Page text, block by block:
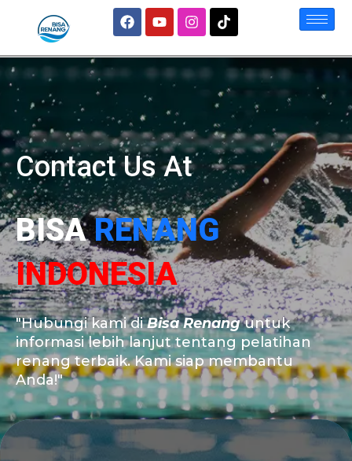
Contact Us At
BISARENANG
INDONESIA
"Hubungi kami diBisa Renanguntuk
informasi lebih lanjut tentang pelatihan
renang terbaik. Kami siap membantu
Anda!"